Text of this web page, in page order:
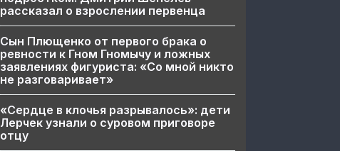
рассказал о взрослении первенца
Сын Плющенко от первого брака о
ревности к Гном Гномычу и ложных
заявлениях фигуриста: «Со мной никто
не разговаривает»
«Сердце в клочья разрывалось»: дети
Лерчек узнали о суровом приговоре
отцу